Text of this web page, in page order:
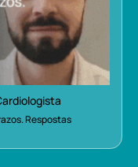
Respostas